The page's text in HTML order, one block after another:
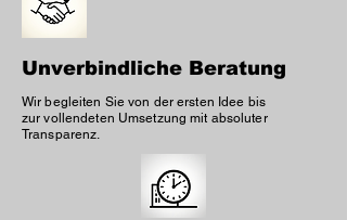
Unverbindliche Beratung
Wir begleiten Sie von der ersten Idee bis
zur vollendeten Umsetzung mit absoluter
Transparenz.